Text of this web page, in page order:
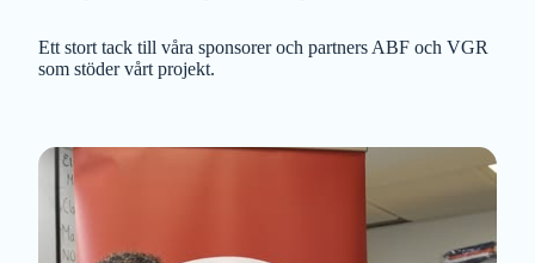
Ett stort tack till våra sponsorer och partners ABF och VGR
som stöder vårt projekt.